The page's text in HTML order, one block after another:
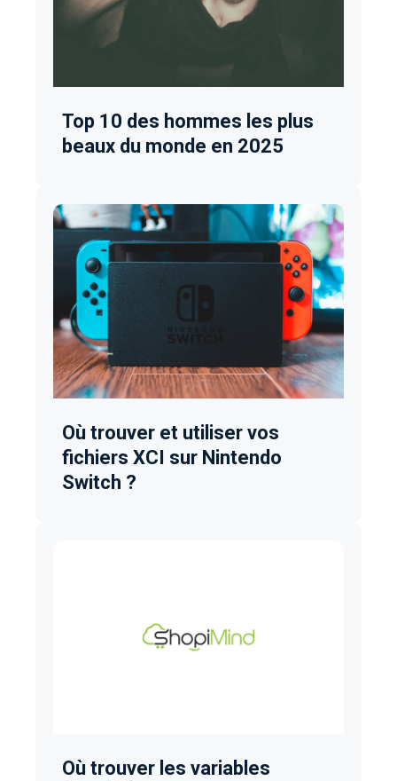
Top 10 des hommes les plus
beaux du monde en 2025
Où trouver et utiliser vos
fichiers XCI sur Nintendo
Switch ?
Où trouver les variables